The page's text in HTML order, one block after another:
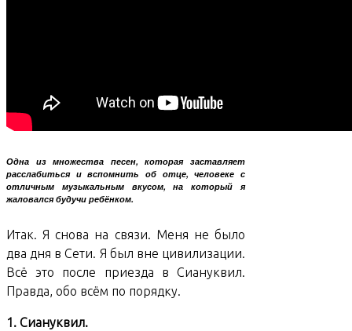
Одна из множества песен, которая заставляет
расслабиться и вспомнить об отце, человеке с
отличным музыкальным вкусом, на который я
жаловался будучи ребёнком.
Итак. Я снова на связи. Меня не было
два дня в Сети. Я был вне цивилизации.
Всё это после приезда в Сиануквил.
Правда, обо всём по порядку.
1. Сиануквил.